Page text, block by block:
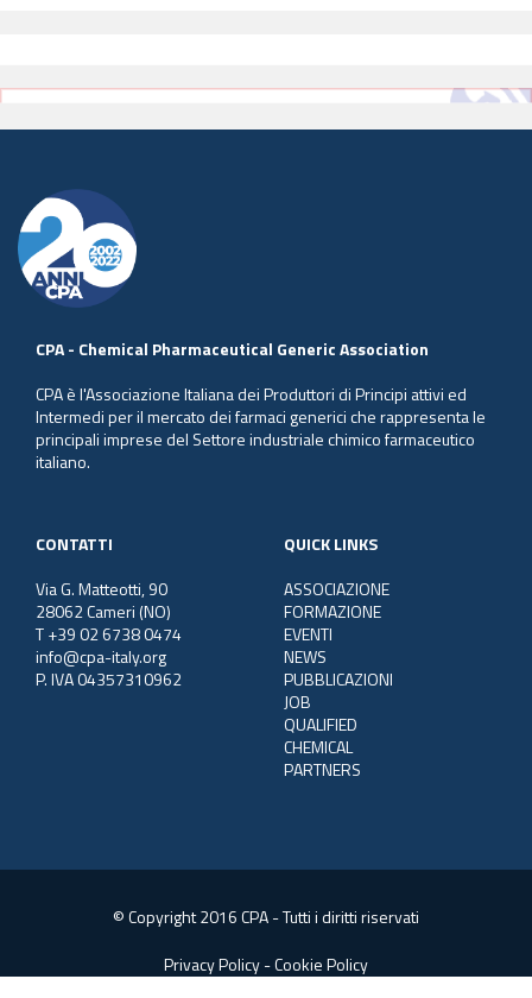
CPA - Chemical Pharmaceutical Generic Association
CPA è l'Associazione Italiana dei Produttori di Principi attivi ed
Intermedi per il mercato dei farmaci generici che rappresenta le
principali imprese del Settore industriale chimico farmaceutico
italiano.
CONTATTI
Via G. Matteotti, 90
28062 Cameri (NO)
T +39 02 6738 0474
info@cpa-italy.org
P. IVA 04357310962
QUICK LINKS
ASSOCIAZIONE
FORMAZIONE
EVENTI
NEWS
PUBBLICAZIONI
JOB
QUALIFIED
CHEMICAL
PARTNERS
© Copyright 2016 CPA - Tutti i diritti riservati
Privacy Policy-Cookie Policy